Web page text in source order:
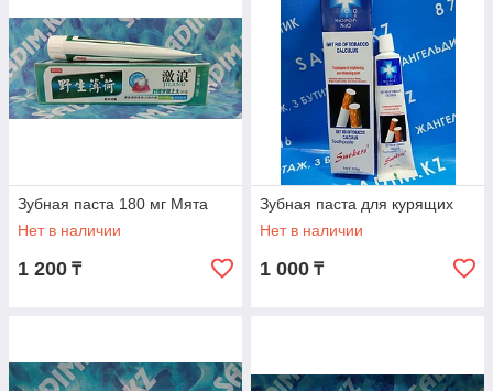
Зубная паста 180 мг Мята
Нет в наличии
1 200 ₸
Зубная паста для курящих
Нет в наличии
1 000 ₸